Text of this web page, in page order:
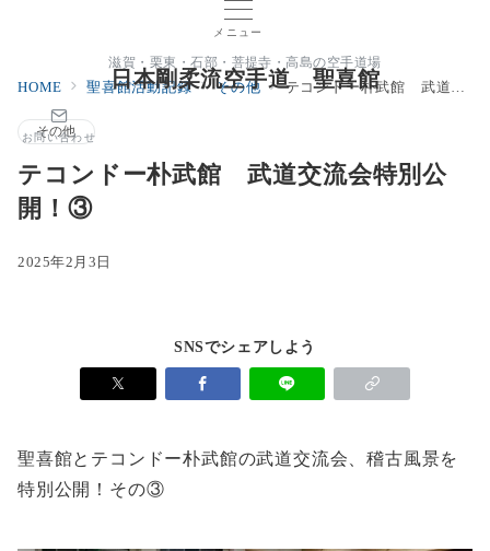
メニュー
滋賀・栗東・石部・菩提寺・高島の空手道場
日本剛柔流空手道 聖喜館
お問い合わせ
HOME 聖喜館活動記録 その他 テコンドー朴武館 武道交流会特別公開！③
その他
テコンドー朴武館 武道交流会特別公
開！③
2025年2月3日
SNSでシェアしよう
聖喜館とテコンドー朴武館の武道交流会、稽古風景を
特別公開！その③